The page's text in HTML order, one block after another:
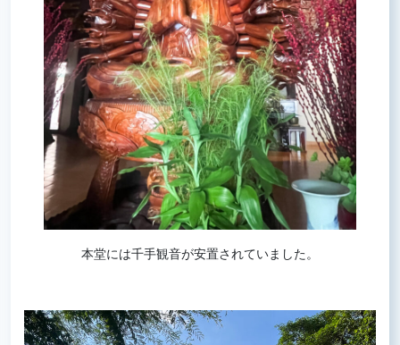
本堂には千手観音が安置されていました。